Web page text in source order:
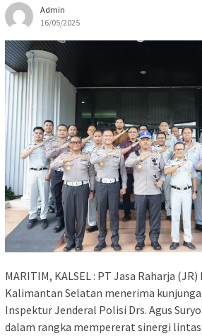
Admin
16/05/2025
MARITIM, KALSEL : PT Jasa Raharja
Kalimantan Selatan menerima
Inspektur Jenderal Polisi Drs. Agus
dalam rangka mempererat sinergi